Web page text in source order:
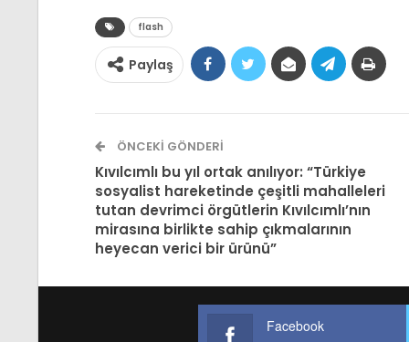
flash
Paylaş
ÖNCEKI GÖNDERI
Kıvılcımlı bu yıl ortak anılıyor: “Türkiye
sosyalist hareketinde çeşitli mahalleleri
tutan devrimci örgütlerin Kıvılcımlı’nın
mirasına birlikte sahip çıkmalarının
heyecan verici bir ürünü”
Facebook